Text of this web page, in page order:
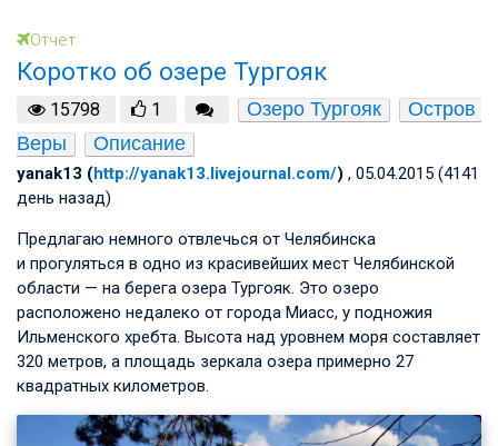
Отчет
Коротко об озере Тургояк
15798 1 Озеро Тургояк
Остров
Веры
Описание
yanak13 (http://yanak13.livejournal.com/) , 05.04.2015 (4141
день назад)
Предлагаю немного отвлечься от Челябинска
и прогуляться в одно из красивейших мест Челябинской
области — на берега озера Тургояк. Это озеро
расположено недалеко от города Миасс, у подножия
Ильменского хребта. Высота над уровнем моря составляет
320 метров, а площадь зеркала озера примерно 27
квадратных километров.